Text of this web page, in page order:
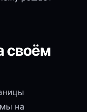
своём
на